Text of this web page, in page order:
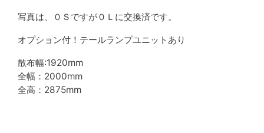
写真は、０Ｓですが０Ｌに交換済です。
オプション付！テールランプユニットあり
散布幅:1920mm
全幅：2000mm
全高：2875mm